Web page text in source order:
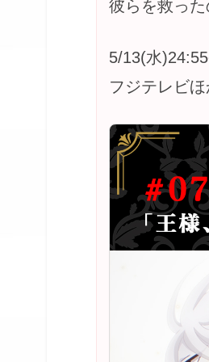
彼らを救っ
5/13(水
フジテレビ